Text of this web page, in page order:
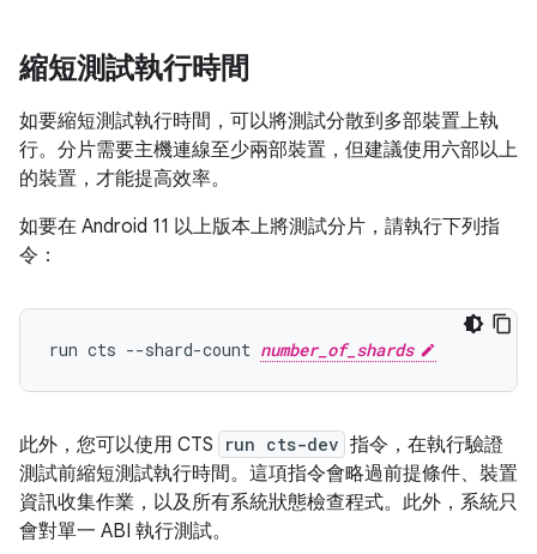
縮短測試執行時間
如要縮短測試執行時間，可以將測試分散到多部裝置上執
行。分片需要主機連線至少兩部裝置，但建議使用六部以上
的裝置，才能提高效率。
如要在 Android 11 以上版本上將測試分片，請執行下列指
令：
run cts --shard-count number_of_shards
此外，您可以使用 CTS run cts-dev 指令，在執行驗證
測試前縮短測試執行時間。這項指令會略過前提條件、裝置
資訊收集作業，以及所有系統狀態檢查程式。此外，系統只
會對單一 ABI 執行測試。